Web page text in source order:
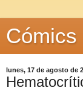
Cómics
lunes, 17 de agosto de